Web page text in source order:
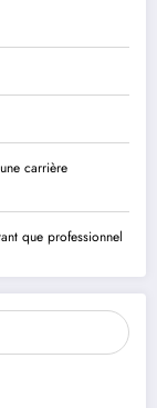
carrière
que professionnel